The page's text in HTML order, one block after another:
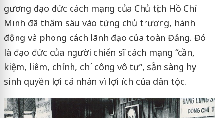
gương đạo đức cách mạng của Chủ tịch Hồ Chí
Minh đã thấm sâu vào từng chủ trương, hành
động và phong cách lãnh đạo của toàn Đảng. Đó
là đạo đức của người chiến sĩ cách mạng “cần,
kiệm, liêm, chính, chí công vô tư”, sẵn sàng hy
sinh quyền lợi cá nhân vì lợi ích của dân tộc.